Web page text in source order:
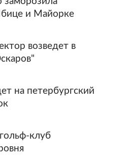
и Майорке
возведет в
на петербургский
клуб